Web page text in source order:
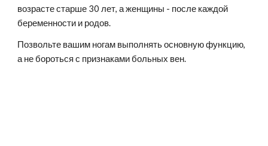
возрасте старше 30 лет, а женщины - после каждой
беременности и родов.
Позвольте вашим ногам выполнять основную функцию,
а не бороться с признаками больных вен.